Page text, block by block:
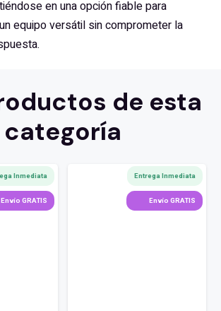
en una opción fiable para
equipo versátil sin comprometer la
de esta
categoría
Inmediata
Envío GRATIS
Entrega Inmediata
Envío GRATIS